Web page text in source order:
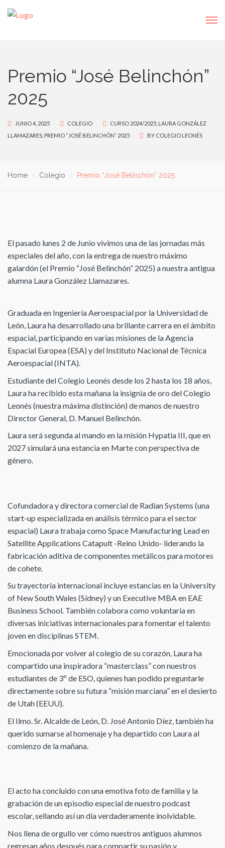
Premio “José Belinchón”
2025
JUNIO 4, 2025 COLEGIO CURSO 2024/2025 LAURA GONZÁLEZ
LLAMAZARES PREMIO “JOSÉ BELINCHÓN” 2025 BY COLEGIO LEONÉS
Home Colegio Premio “José Belinchón” 2025
El pasado lunes 2 de Junio vivimos una de las jornadas más
especiales del año, con la entrega de nuestro máximo
galardón (el Premio “José Belinchón” 2025) a nuestra antigua
alumna Laura González Llamazares.
Graduada en Ingeniería Aeroespacial por la Universidad de
León, Laura ha desarrollado una brillante carrera en el ámbito
espacial, participando en varias misiones de la Agencia
Espacial Europea (ESA) y del Instituto Nacional de Técnica
Aeroespacial (INTA).
Estudiante del Colegio Leonés desde los 2 hasta los 18 años,
Laura ha recibido esta mañana la insignia de oro del Colegio
Leonés (nuestra máxima distinción) de manos de nuestro
Director General, D. Manuel Belinchón.
Laura será segunda al mando en la misión Hypatia III, que en
2027 simulará una estancia en Marte con perspectiva de
género.
Cofundadora y directora comercial de Radian Systems (una
start-up especializada en análisis térmico para el sector
espacial) Laura trabaja como Space Manufacturing Lead en
Satellite Applications Catapult -Reino Unido- liderando la
fabricación aditiva de componentes metálicos para motores
de cohete.
Su trayectoria internacional incluye estancias en la University
of New South Wales (Sídney) y un Executive MBA en EAE
Business School. También colabora como voluntaria en
diversas iniciativas internacionales para fomentar el talento
joven en disciplinas STEM.
Emocionada por volver al colegio de su corazón, Laura ha
compartido una inspiradora “masterclass” con nuestros
estudiantes de 3º de ESO, quienes han podido preguntarle
directamente sobre su futura “misión marciana” en el desierto
de Utah (EEUU).
El Ilmo. Sr. Alcalde de León, D. José Antonio Díez, también ha
querido sumarse al homenaje y ha departido con Laura al
comienzo de la mañana.
El acto ha concluido con una emotiva foto de familia y la
grabación de un episodio especial de nuestro podcast
escolar, sellando así un día verdaderamente inolvidable.
Nos llena de orgullo ver cómo nuestros antiguos alumnos
regresan años después para compartir su pasión y